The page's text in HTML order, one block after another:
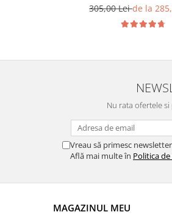
305,00 Leide la
Nu rata ofertele
Vreau să primesc
Află mai multe în Politica
MAGAZINUL MEU